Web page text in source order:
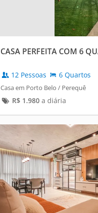
CASA PERFEITA COM 6
12 Pessoas 6 Quartos
Casa em Porto Belo / Perequê
R$ 1.980a diária